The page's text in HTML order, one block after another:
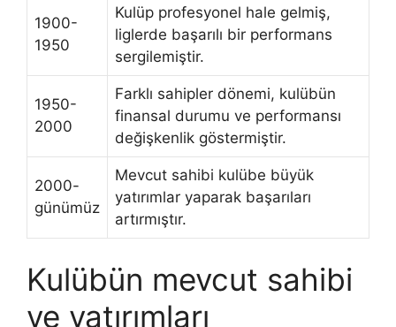
1900-
1950
Kulüp profesyonel hale gelmiş,
liglerde başarılı bir performans
sergilemiştir.
1950-
2000
Farklı sahipler dönemi, kulübün
finansal durumu ve performansı
değişkenlik göstermiştir.
2000-
günümüz
Mevcut sahibi kulübe büyük
yatırımlar yaparak başarıları
artırmıştır.
Kulübün mevcut sahibi
ve yatırımları